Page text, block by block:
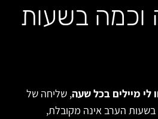
בשעות
לי מיילים בכל שעה, שליחה של
בשעות הערב אינה מקובלת,